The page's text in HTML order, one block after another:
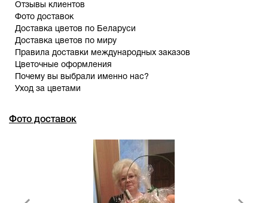
Отзывы клиентов
Фото доставок
Доставка цветов по Беларуси
Доставка цветов по миру
Правила доставки международных заказов
Цветочные оформления
Почему вы выбрали именно нас?
Уход за цветами
Фото доставок